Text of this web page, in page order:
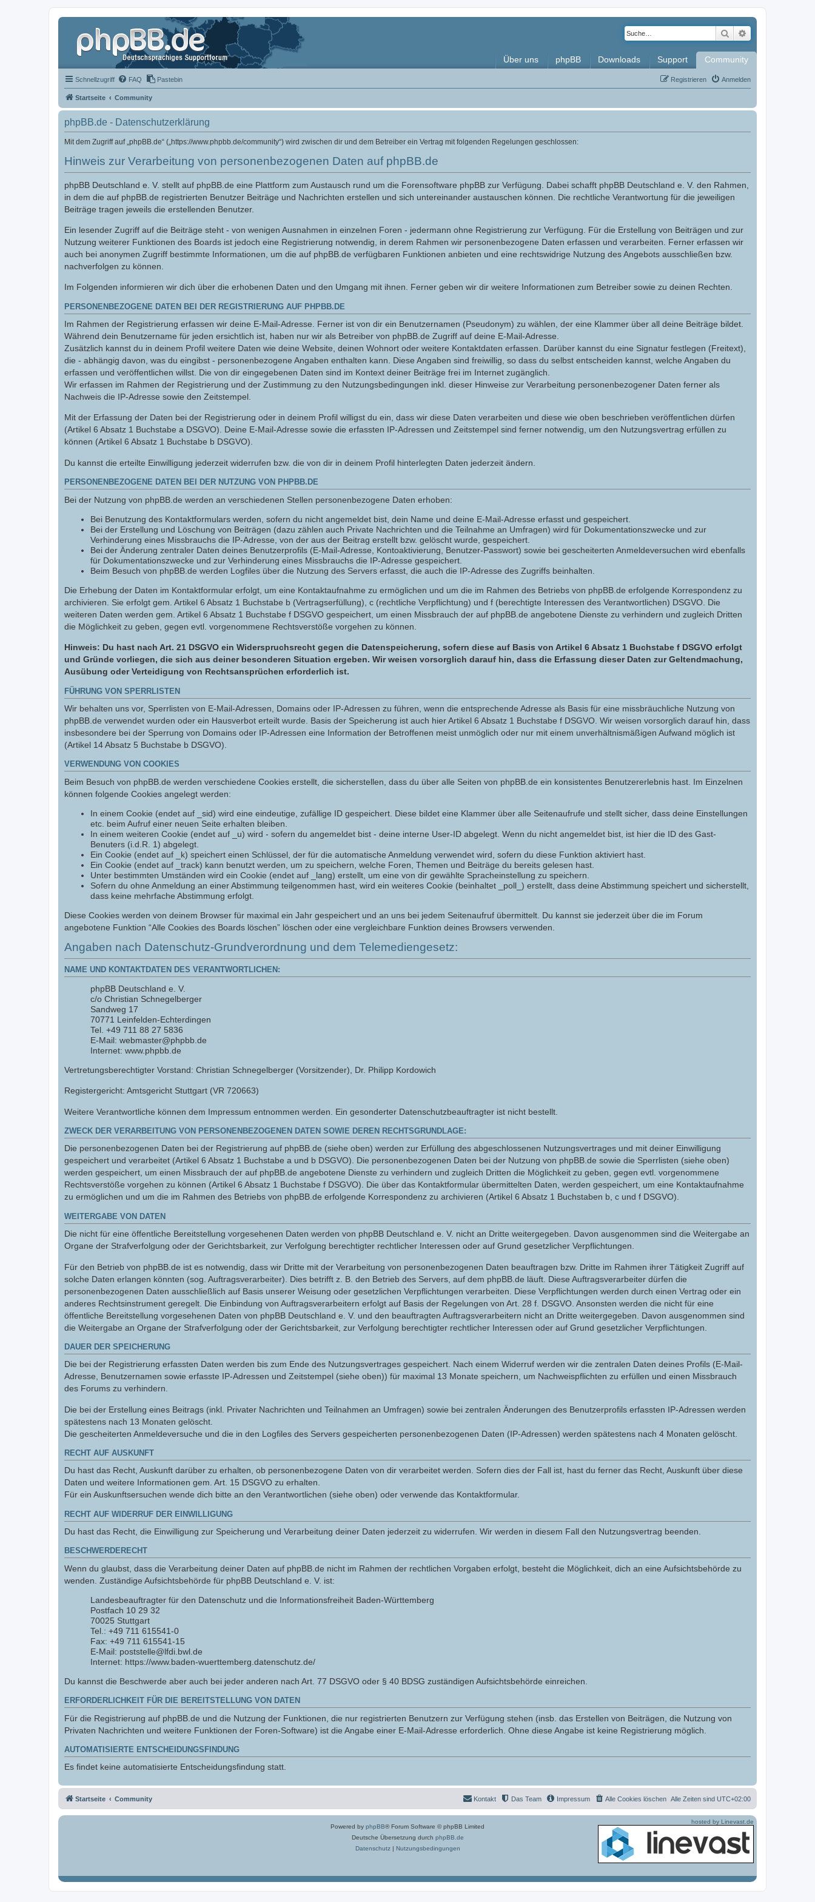
Suche
Über uns phpBB Downloads Support Community
Schnellzugriff FAQ Pastebin Anmelden
Registrieren
Startseite Community
phpBB.de - Datenschutzerklärung
Mit dem Zugriff auf „phpBB.de“ („https://www.phpbb.de/community“) wird zwischen dir und dem Betreiber ein Vertrag mit folgenden Regelungen geschlossen:
Hinweis zur Verarbeitung von personenbezogenen Daten auf phpBB.de
phpBB Deutschland e. V. stellt auf phpBB.de eine Plattform zum Austausch rund um die Forensoftware phpBB zur Verfügung. Dabei schafft phpBB Deutschland e. V. den Rahmen,
in dem die auf phpBB.de registrierten Benutzer Beiträge und Nachrichten erstellen und sich untereinander austauschen können. Die rechtliche Verantwortung für die jeweiligen
Beiträge tragen jeweils die erstellenden Benutzer.
Ein lesender Zugriff auf die Beiträge steht - von wenigen Ausnahmen in einzelnen Foren - jedermann ohne Registrierung zur Verfügung. Für die Erstellung von Beiträgen und zur
Nutzung weiterer Funktionen des Boards ist jedoch eine Registrierung notwendig, in derem Rahmen wir personenbezogene Daten erfassen und verarbeiten. Ferner erfassen wir
auch bei anonymen Zugriff bestimmte Informationen, um die auf phpBB.de verfügbaren Funktionen anbieten und eine rechtswidrige Nutzung des Angebots ausschließen bzw.
nachverfolgen zu können.
Im Folgenden informieren wir dich über die erhobenen Daten und den Umgang mit ihnen. Ferner geben wir dir weitere Informationen zum Betreiber sowie zu deinen Rechten.
PERSONENBEZOGENE DATEN BEI DER REGISTRIERUNG AUF PHPBB.DE
Im Rahmen der Registrierung erfassen wir deine E-Mail-Adresse. Ferner ist von dir ein Benutzernamen (Pseudonym) zu wählen, der eine Klammer über all deine Beiträge bildet.
Während dein Benutzername für jeden ersichtlich ist, haben nur wir als Betreiber von phpBB.de Zugriff auf deine E-Mail-Adresse.
Zusätzlich kannst du in deinem Profil weitere Daten wie deine Website, deinen Wohnort oder weitere Kontaktdaten erfassen. Darüber kannst du eine Signatur festlegen (Freitext),
die - abhängig davon, was du eingibst - personenbezogene Angaben enthalten kann. Diese Angaben sind freiwillig, so dass du selbst entscheiden kannst, welche Angaben du
erfassen und veröffentlichen willst. Die von dir eingegebenen Daten sind im Kontext deiner Beiträge frei im Internet zugänglich.
Wir erfassen im Rahmen der Registrierung und der Zustimmung zu den Nutzungsbedingungen inkl. dieser Hinweise zur Verarbeitung personenbezogener Daten ferner als
Nachweis die IP-Adresse sowie den Zeitstempel.
Mit der Erfassung der Daten bei der Registrierung oder in deinem Profil willigst du ein, dass wir diese Daten verarbeiten und diese wie oben beschrieben veröffentlichen dürfen
(Artikel 6 Absatz 1 Buchstabe a DSGVO). Deine E-Mail-Adresse sowie die erfassten IP-Adressen und Zeitstempel sind ferner notwendig, um den Nutzungsvertrag erfüllen zu
können (Artikel 6 Absatz 1 Buchstabe b DSGVO).
Du kannst die erteilte Einwilligung jederzeit widerrufen bzw. die von dir in deinem Profil hinterlegten Daten jederzeit ändern.
PERSONENBEZOGENE DATEN BEI DER NUTZUNG VON PHPBB.DE
Bei der Nutzung von phpBB.de werden an verschiedenen Stellen personenbezogene Daten erhoben:
Bei Benutzung des Kontaktformulars werden, sofern du nicht angemeldet bist, dein Name und deine E-Mail-Adresse erfasst und gespeichert.
Bei der Erstellung und Löschung von Beiträgen (dazu zählen auch Private Nachrichten und die Teilnahme an Umfragen) wird für Dokumentationszwecke und zur
Verhinderung eines Missbrauchs die IP-Adresse, von der aus der Beitrag erstellt bzw. gelöscht wurde, gespeichert.
Bei der Änderung zentraler Daten deines Benutzerprofils (E-Mail-Adresse, Kontoaktivierung, Benutzer-Passwort) sowie bei gescheiterten Anmeldeversuchen wird ebenfalls
für Dokumentationszwecke und zur Verhinderung eines Missbrauchs die IP-Adresse gespeichert.
Beim Besuch von phpBB.de werden Logfiles über die Nutzung des Servers erfasst, die auch die IP-Adresse des Zugriffs beinhalten.
Die Erhebung der Daten im Kontaktformular erfolgt, um eine Kontaktaufnahme zu ermöglichen und um die im Rahmen des Betriebs von phpBB.de erfolgende Korrespondenz zu
archivieren. Sie erfolgt gem. Artikel 6 Absatz 1 Buchstabe b (Vertragserfüllung), c (rechtliche Verpflichtung) und f (berechtigte Interessen des Verantwortlichen) DSGVO. Die
weiteren Daten werden gem. Artikel 6 Absatz 1 Buchstabe f DSGVO gespeichert, um einen Missbrauch der auf phpBB.de angebotene Dienste zu verhindern und zugleich Dritten
die Möglichkeit zu geben, gegen evtl. vorgenommene Rechtsverstöße vorgehen zu können.
Hinweis: Du hast nach Art. 21 DSGVO ein Widerspruchsrecht gegen die Datenspeicherung, sofern diese auf Basis von Artikel 6 Absatz 1 Buchstabe f DSGVO erfolgt
und Gründe vorliegen, die sich aus deiner besonderen Situation ergeben. Wir weisen vorsorglich darauf hin, dass die Erfassung dieser Daten zur Geltendmachung,
Ausübung oder Verteidigung von Rechtsansprüchen erforderlich ist.
FÜHRUNG VON SPERRLISTEN
Wir behalten uns vor, Sperrlisten von E-Mail-Adressen, Domains oder IP-Adressen zu führen, wenn die entsprechende Adresse als Basis für eine missbräuchliche Nutzung von
phpBB.de verwendet wurden oder ein Hausverbot erteilt wurde. Basis der Speicherung ist auch hier Artikel 6 Absatz 1 Buchstabe f DSGVO. Wir weisen vorsorglich darauf hin, dass
insbesondere bei der Sperrung von Domains oder IP-Adressen eine Information der Betroffenen meist unmöglich oder nur mit einem unverhältnismäßigen Aufwand möglich ist
(Artikel 14 Absatz 5 Buchstabe b DSGVO).
VERWENDUNG VON COOKIES
Beim Besuch von phpBB.de werden verschiedene Cookies erstellt, die sicherstellen, dass du über alle Seiten von phpBB.de ein konsistentes Benutzererlebnis hast. Im Einzelnen
können folgende Cookies angelegt werden:
In einem Cookie (endet auf _sid) wird eine eindeutige, zufällige ID gespeichert. Diese bildet eine Klammer über alle Seitenaufrufe und stellt sicher, dass deine Einstellungen
etc. beim Aufruf einer neuen Seite erhalten bleiben.
In einem weiteren Cookie (endet auf _u) wird - sofern du angemeldet bist - deine interne User-ID abgelegt. Wenn du nicht angemeldet bist, ist hier die ID des Gast-
Benuters (i.d.R. 1) abgelegt.
Ein Cookie (endet auf _k) speichert einen Schlüssel, der für die automatische Anmeldung verwendet wird, sofern du diese Funktion aktiviert hast.
Ein Cookie (endet auf _track) kann benutzt werden, um zu speichern, welche Foren, Themen und Beiträge du bereits gelesen hast.
Unter bestimmten Umständen wird ein Cookie (endet auf _lang) erstellt, um eine von dir gewählte Spracheinstellung zu speichern.
Sofern du ohne Anmeldung an einer Abstimmung teilgenommen hast, wird ein weiteres Cookie (beinhaltet _poll_) erstellt, dass deine Abstimmung speichert und sicherstellt,
dass keine mehrfache Abstimmung erfolgt.
Diese Cookies werden von deinem Browser für maximal ein Jahr gespeichert und an uns bei jedem Seitenaufruf übermittelt. Du kannst sie jederzeit über die im Forum
angebotene Funktion “Alle Cookies des Boards löschen” löschen oder eine vergleichbare Funktion deines Browsers verwenden.
Angaben nach Datenschutz-Grundverordnung und dem Telemediengesetz:
NAME UND KONTAKTDATEN DES VERANTWORTLICHEN:
phpBB Deutschland e. V.
c/o Christian Schnegelberger
Sandweg 17
70771 Leinfelden-Echterdingen
Tel. +49 711 88 27 5836
E-Mail: webmaster@phpbb.de
Internet: www.phpbb.de
Vertretungsberechtigter Vorstand: Christian Schnegelberger (Vorsitzender), Dr. Philipp Kordowich
Registergericht: Amtsgericht Stuttgart (VR 720663)
Weitere Verantwortliche können dem Impressum entnommen werden. Ein gesonderter Datenschutzbeauftragter ist nicht bestellt.
ZWECK DER VERARBEITUNG VON PERSONENBEZOGENEN DATEN SOWIE DEREN RECHTSGRUNDLAGE:
Die personenbezogenen Daten bei der Registrierung auf phpBB.de (siehe oben) werden zur Erfüllung des abgeschlossenen Nutzungsvertrages und mit deiner Einwilligung
gespeichert und verarbeitet (Artikel 6 Absatz 1 Buchstabe a und b DSGVO). Die personenbezogenen Daten bei der Nutzung von phpBB.de sowie die Sperrlisten (siehe oben)
werden gespeichert, um einen Missbrauch der auf phpBB.de angebotene Dienste zu verhindern und zugleich Dritten die Möglichkeit zu geben, gegen evtl. vorgenommene
Rechtsverstöße vorgehen zu können (Artikel 6 Absatz 1 Buchstabe f DSGVO). Die über das Kontaktformular übermittelten Daten, werden gespeichert, um eine Kontaktaufnahme
zu ermöglichen und um die im Rahmen des Betriebs von phpBB.de erfolgende Korrespondenz zu archivieren (Artikel 6 Absatz 1 Buchstaben b, c und f DSGVO).
WEITERGABE VON DATEN
Die nicht für eine öffentliche Bereitstellung vorgesehenen Daten werden von phpBB Deutschland e. V. nicht an Dritte weitergegeben. Davon ausgenommen sind die Weitergabe an
Organe der Strafverfolgung oder der Gerichtsbarkeit, zur Verfolgung berechtigter rechtlicher Interessen oder auf Grund gesetzlicher Verpflichtungen.
Für den Betrieb von phpBB.de ist es notwendig, dass wir Dritte mit der Verarbeitung von personenbezogenen Daten beauftragen bzw. Dritte im Rahmen ihrer Tätigkeit Zugriff auf
solche Daten erlangen könnten (sog. Auftragsverarbeiter). Dies betrifft z. B. den Betrieb des Servers, auf dem phpBB.de läuft. Diese Auftragsverarbeiter dürfen die
personenbezogenen Daten ausschließlich auf Basis unserer Weisung oder gesetzlichen Verpflichtungen verarbeiten. Diese Verpflichtungen werden durch einen Vertrag oder ein
anderes Rechtsinstrument geregelt. Die Einbindung von Auftragsverarbeitern erfolgt auf Basis der Regelungen von Art. 28 f. DSGVO. Ansonsten werden die nicht für eine
öffentliche Bereitstellung vorgesehenen Daten von phpBB Deutschland e. V. und den beauftragten Auftragsverarbeitern nicht an Dritte weitergegeben. Davon ausgenommen sind
die Weitergabe an Organe der Strafverfolgung oder der Gerichtsbarkeit, zur Verfolgung berechtigter rechtlicher Interessen oder auf Grund gesetzlicher Verpflichtungen.
DAUER DER SPEICHERUNG
Die bei der Registrierung erfassten Daten werden bis zum Ende des Nutzungsvertrages gespeichert. Nach einem Widerruf werden wir die zentralen Daten deines Profils (E-Mail-
Adresse, Benutzernamen sowie erfasste IP-Adressen und Zeitstempel (siehe oben)) für maximal 13 Monate speichern, um Nachweispflichten zu erfüllen und einen Missbrauch
des Forums zu verhindern.
Die bei der Erstellung eines Beitrags (inkl. Privater Nachrichten und Teilnahmen an Umfragen) sowie bei zentralen Änderungen des Benutzerprofils erfassten IP-Adressen werden
spätestens nach 13 Monaten gelöscht.
Die gescheiterten Anmeldeversuche und die in den Logfiles des Servers gespeicherten personenbezogenen Daten (IP-Adressen) werden spätestens nach 4 Monaten gelöscht.
RECHT AUF AUSKUNFT
Du hast das Recht, Auskunft darüber zu erhalten, ob personenbezogene Daten von dir verarbeitet werden. Sofern dies der Fall ist, hast du ferner das Recht, Auskunft über diese
Daten und weitere Informationen gem. Art. 15 DSGVO zu erhalten.
Für ein Auskunftsersuchen wende dich bitte an den Verantwortlichen (siehe oben) oder verwende das Kontaktformular.
RECHT AUF WIDERRUF DER EINWILLIGUNG
Du hast das Recht, die Einwilligung zur Speicherung und Verarbeitung deiner Daten jederzeit zu widerrufen. Wir werden in diesem Fall den Nutzungsvertrag beenden.
BESCHWERDERECHT
Wenn du glaubst, dass die Verarbeitung deiner Daten auf phpBB.de nicht im Rahmen der rechtlichen Vorgaben erfolgt, besteht die Möglichkeit, dich an eine Aufsichtsbehörde zu
wenden. Zuständige Aufsichtsbehörde für phpBB Deutschland e. V. ist:
Landesbeauftragter für den Datenschutz und die Informationsfreiheit Baden-Württemberg
Postfach 10 29 32
70025 Stuttgart
Tel.: +49 711 615541-0
Fax: +49 711 615541-15
E-Mail: poststelle@lfdi.bwl.de
Internet: https://www.baden-wuerttemberg.datenschutz.de/
Du kannst die Beschwerde aber auch bei jeder anderen nach Art. 77 DSGVO oder § 40 BDSG zuständigen Aufsichtsbehörde einreichen.
ERFORDERLICHKEIT FÜR DIE BEREITSTELLUNG VON DATEN
Für die Registrierung auf phpBB.de und die Nutzung der Funktionen, die nur registrierten Benutzern zur Verfügung stehen (insb. das Erstellen von Beiträgen, die Nutzung von
Privaten Nachrichten und weitere Funktionen der Foren-Software) ist die Angabe einer E-Mail-Adresse erforderlich. Ohne diese Angabe ist keine Registrierung möglich.
AUTOMATISIERTE ENTSCHEIDUNGSFINDUNG
Es findet keine automatisierte Entscheidungsfindung statt.
Startseite Community Alle Zeiten sind UTC+02:00
Alle Cookies löschen
Impressum
Das Team
Kontakt
Powered by phpBB® Forum Software © phpBB Limited
Deutsche Übersetzung durch phpBB.de
Datenschutz| Nutzungsbedingungen
hosted by Linevast.de